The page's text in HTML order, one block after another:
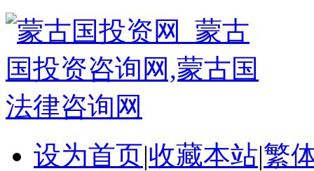
设为首页|收藏本站|繁